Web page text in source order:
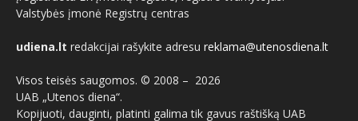
Valstybės įmonė Registrų centras
udiena.lt redakcijai rašykite adresu reklama@utenosdiena.lt
Visos teisės saugomos. © 2008 – 2026
UAB „Utenos diena“.
Kopijuoti, dauginti, platinti galima tik gavus raštišką UAB